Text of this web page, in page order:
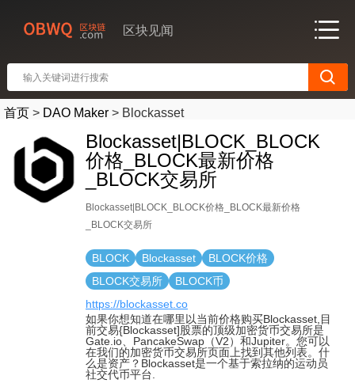
区块见闻
首页 > DAO Maker > Blockasset
Blockasset|BLOCK_BLOCK
价格_BLOCK最新价格
_BLOCK交易所
Blockasset|BLOCK_BLOCK价格_BLOCK最新价格
_BLOCK交易所
BLOCK Blockasset
BLOCK价格
BLOCK交易所
BLOCK币
https://blockasset.co
如果你想知道在哪里以当前价格购买Blockasset,目
前交易{Blockasset]股票的顶级加密货币交易所是
Gate.io、PancakeSwap（V2）和Jupiter。您可以
在我们的加密货币交易所页面上找到其他列表。什
么是资产？Blockasset是一个基于索拉纳的运动员
社交代币平台.